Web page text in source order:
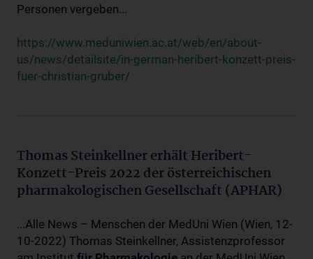
Personen vergeben...
https://www.meduniwien.ac.at/web/en/about-
us/news/detailsite/in-german-heribert-konzett-preis-
fuer-christian-gruber/
Thomas Steinkellner erhält Heribert-
Konzett-Preis 2022 der österreichischen
pharmakologischen Gesellschaft (APHAR)
...Alle News – Menschen der MedUni Wien (Wien, 12-
10-2022) Thomas Steinkellner, Assistenzprofessor